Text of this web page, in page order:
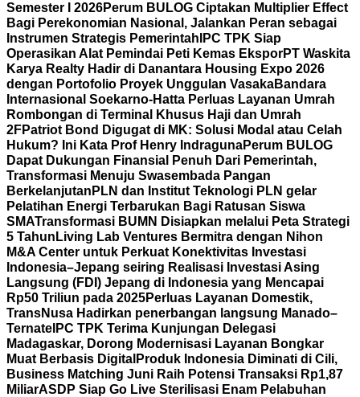
Semester I 2026Perum BULOG Ciptakan Multiplier Effect
Bagi Perekonomian Nasional, Jalankan Peran sebagai
Instrumen Strategis Pemerintah IPC TPK Siap
Operasikan Alat Pemindai Peti Kemas EksporPT Waskita
Karya Realty Hadir di Danantara Housing Expo 2026
dengan Portofolio Proyek Unggulan VasakaBandara
Internasional Soekarno-Hatta Perluas Layanan Umrah
Rombongan di Terminal Khusus Haji dan Umrah
2FPatriot Bond Digugat di MK: Solusi Modal atau Celah
Hukum? Ini Kata Prof Henry IndragunaPerum BULOG
Dapat Dukungan Finansial Penuh Dari Pemerintah,
Transformasi Menuju Swasembada Pangan
Berkelanjutan PLN dan Institut Teknologi PLN gelar
Pelatihan Energi Terbarukan Bagi Ratusan Siswa
SMATransformasi BUMN Disiapkan melalui Peta Strategi
5 Tahun Living Lab Ventures Bermitra dengan Nihon
M&A Center untuk Perkuat Konektivitas Investasi
Indonesia–Jepang seiring Realisasi Investasi Asing
Langsung (FDI) Jepang di Indonesia yang Mencapai
Rp50 Triliun pada 2025Perluas Layanan Domestik,
TransNusa Hadirkan penerbangan langsung Manado–
Ternate IPC TPK Terima Kunjungan Delegasi
Madagaskar, Dorong Modernisasi Layanan Bongkar
Muat Berbasis Digital Produk Indonesia Diminati di Cili,
Business Matching Juni Raih Potensi Transaksi Rp1,87
MiliarASDP Siap Go Live Sterilisasi Enam Pelabuhan